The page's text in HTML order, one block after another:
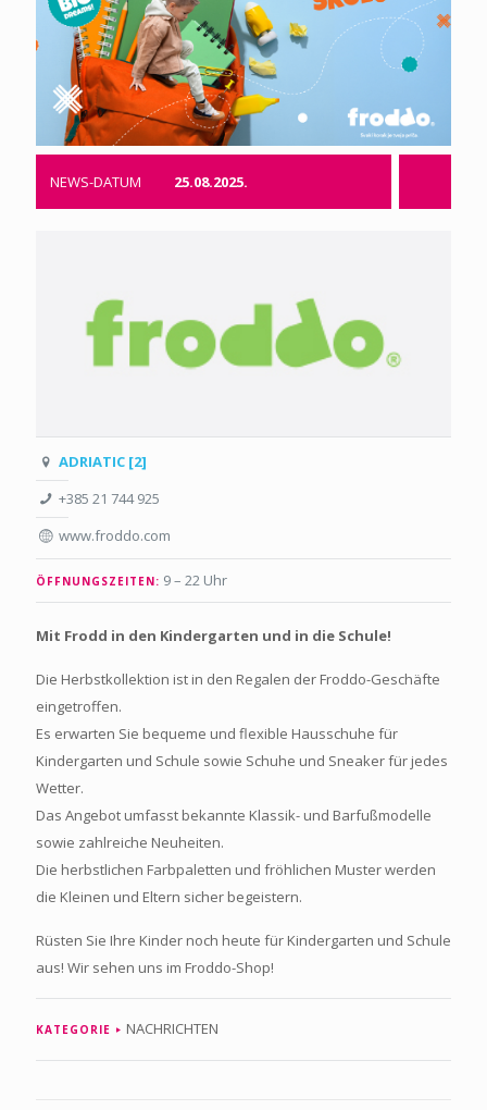
NEWS-DATUM 25.08.2025.
ADRIATIC [2]
+385 21 744 925
www.froddo.com
ÖFFNUNGSZEITEN: 9 – 22 Uhr
Mit Frodd in den Kindergarten und in die Schule!
Die Herbstkollektion ist in den Regalen der Froddo-Geschäfte
eingetroffen.
Es erwarten Sie bequeme und flexible Hausschuhe für
Kindergarten und Schule sowie Schuhe und Sneaker für jedes
Wetter.
Das Angebot umfasst bekannte Klassik- und Barfußmodelle
sowie zahlreiche Neuheiten.
Die herbstlichen Farbpaletten und fröhlichen Muster werden
die Kleinen und Eltern sicher begeistern.
Rüsten Sie Ihre Kinder noch heute für Kindergarten und Schule
aus! Wir sehen uns im Froddo-Shop!
KATEGORIE NACHRICHTEN